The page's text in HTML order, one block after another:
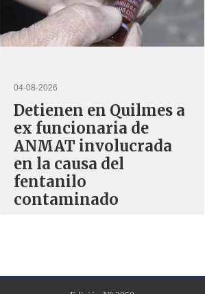
04-08-2026
Detienen en Quilmes a
ex funcionaria de
ANMAT involucrada
en la causa del
fentanilo
contaminado